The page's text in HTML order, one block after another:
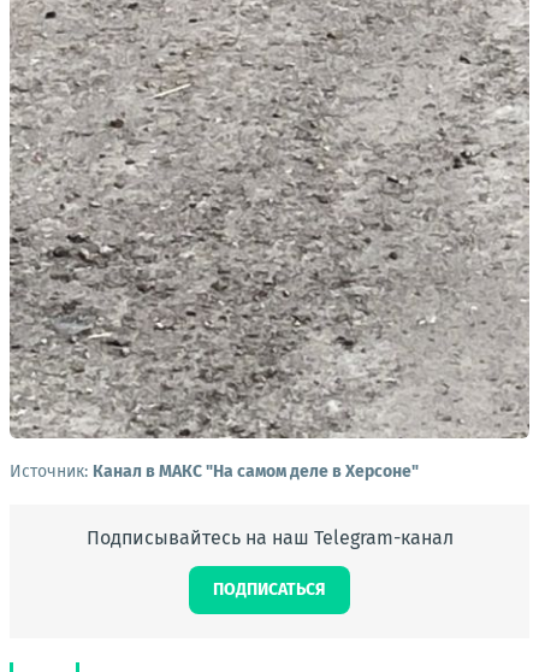
Источник: Канал в МАКС "На самом деле в Херсоне"
Подписывайтесь на наш Telegram-канал
ПОДПИСАТЬСЯ